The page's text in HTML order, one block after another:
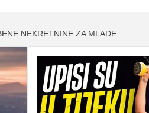
NEKRETNINE ZA MLADE